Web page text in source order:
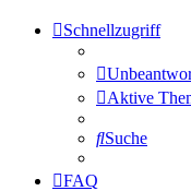
Schnellzugriff
Aktive
Suche
FAQ